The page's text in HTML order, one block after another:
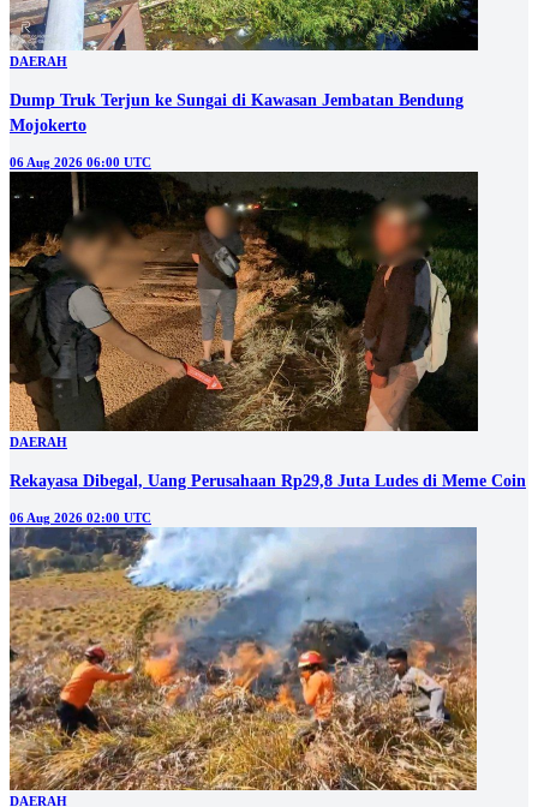
DAERAH
Dump Truk Terjun ke Sungai di Kawasan Jembatan Bendung
Mojokerto
06 Aug 2026 06:00 UTC
DAERAH
Rekayasa Dibegal, Uang Perusahaan Rp29,8 Juta Ludes di Meme Coin
06 Aug 2026 02:00 UTC
DAERAH